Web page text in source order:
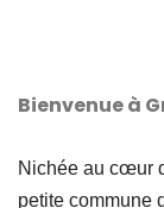
Bienvenue à
Nichée au cœur
petite commune